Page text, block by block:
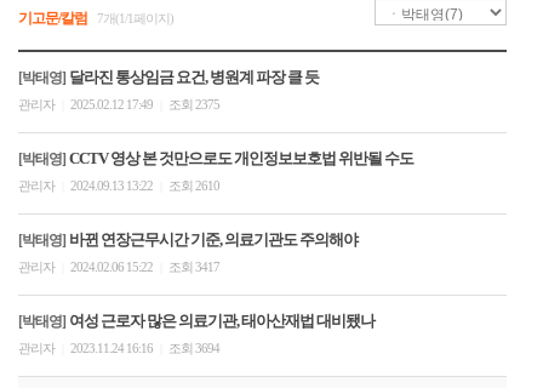
기고문/칼럼 7개(1/1페이지)
[박태영] 달라진 통상임금 요건, 병원계 파장 클 듯
관리자 2025.02.12 17:49 조회 2375
[박태영] CCTV 영상 본 것만으로도 개인정보보호법 위반될 수도
관리자 2024.09.13 13:22 조회 2610
[박태영] 바뀐 연장근무시간 기준, 의료기관도 주의해야
관리자 2024.02.06 15:22 조회 3417
[박태영] 여성 근로자 많은 의료기관, 태아산재법 대비됐나
관리자 2023.11.24 16:16 조회 3694